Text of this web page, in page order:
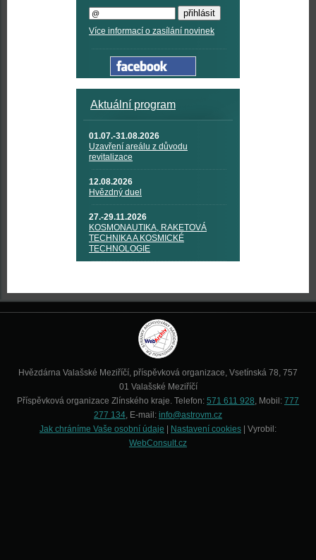
Více informací o zasílání novinek
Aktuální program
01.07.-31.08.2026
Uzavření areálu z důvodu
revitalizace
12.08.2026
Hvězdný duel
27.-29.11.2026
KOSMONAUTIKA, RAKETOVÁ
TECHNIKA A KOSMICKÉ
TECHNOLOGIE
Hvězdárna Valašské Meziříčí, příspěvková organizace, Vsetínská 78, 757
01 Valašské Meziříčí
Příspěvková organizace Zlínského kraje. Telefon: 571 611 928, Mobil: 777
277 134, E-mail: info@astrovm.cz
Jak chráníme Vaše osobní údaje
Nastavení cookies | Vyrobil:
WebConsult.cz